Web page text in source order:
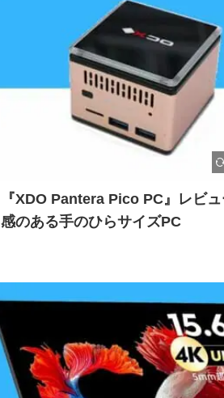
『XDO Pantera Pico PC』レビ
感のある手のひらサイズPC